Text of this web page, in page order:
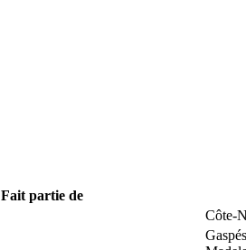
Fait partie de
Côte-